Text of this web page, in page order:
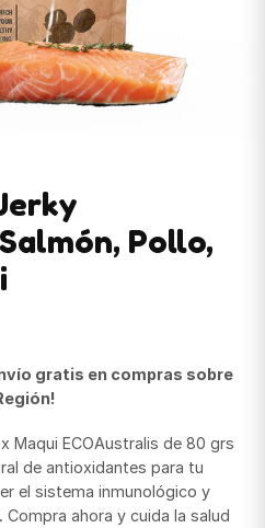
Pollo,
gratis en compras sobre
Maqui ECOAustralis de 80 grs
de antioxidantes para tu
el sistema inmunológico y
ahora y cuida la salud